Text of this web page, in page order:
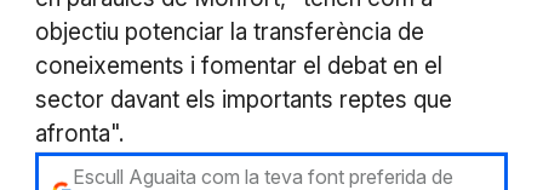
objectiu potenciar la transferència de
coneixements i fomentar el debat en el
sector davant els importants reptes que
afronta".
Escull Aguaita com la teva font preferida de